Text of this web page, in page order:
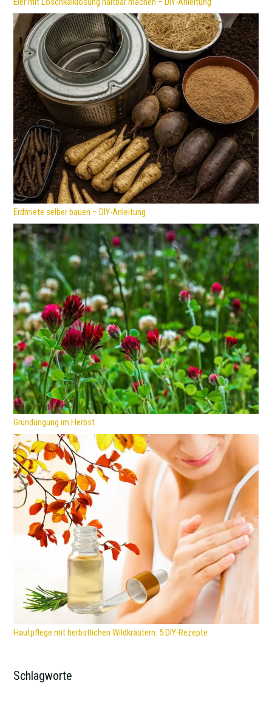
Erdmiete selber bauen – DIY-Anleitung
Gründüngung im Herbst
Hautpflege mit herbstlichen Wildkräutern: 5 DIY-Rezepte
Schlagworte